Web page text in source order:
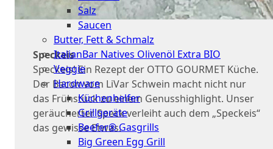
Salz
Saucen
Butter, Fett & Schmalz
ItalianBar Natives Olivenöl Extra BIO
Veggie
Hardware
Küchenhelfer
Grillgeräte
Beefer® Gasgrills
Big Green Egg Grill
Speckeis
Speckeis! Ein Rezept der OTTO GOURMET Küche.
Der Bacon vom LiVar Schwein macht nicht nur
das Frühstück zu einem Genusshighlight. Unser
geräucherter Speck verleiht auch dem „Speckeis“
das gewisse Etwas.